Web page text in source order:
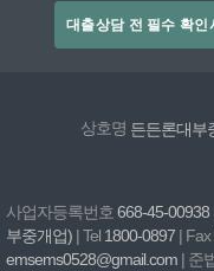
대출상담 전 필수 확인
상호명 든든론대부
사업자등록번호 668-45-00938
부중개업) | Tel 1800-0897 | Fax
emsems0528@gmail.com | 준